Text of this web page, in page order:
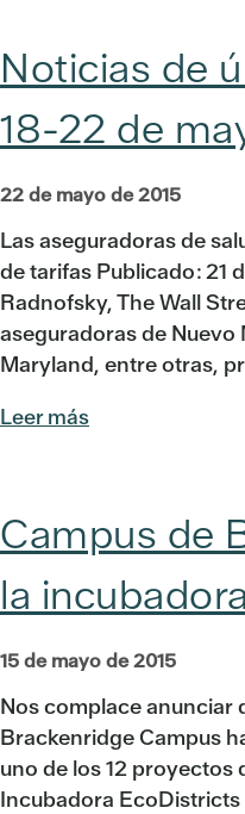
Noticias de
18-22 de
22 de mayo de 2015
Las aseguradoras de
de tarifas Publicado: 21
Radnofsky, The Wall
aseguradoras de Nuevo
Maryland, entre otras,
Leer más
Campus de
la
15 de mayo de 2015
Nos complace anunciar
Brackenridge Campus
uno de los 12 proyectos
Incubadora EcoDistricts